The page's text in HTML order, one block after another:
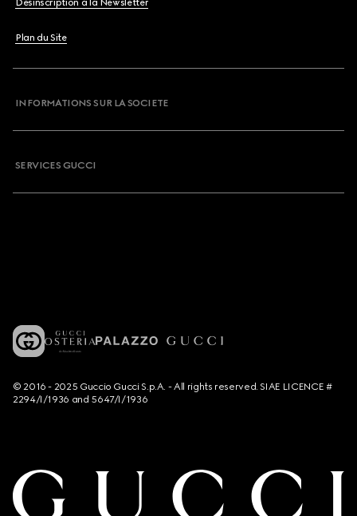
Désinscription à la Newsletter
Plan du Site
INFORMATIONS SUR LA SOCIETE
SERVICES GUCCI
© 2016 - 2025 Guccio Gucci S.p.A. - All rights reserved. SIAE LICENCE #
2294/I/1936 and 5647/I/1936